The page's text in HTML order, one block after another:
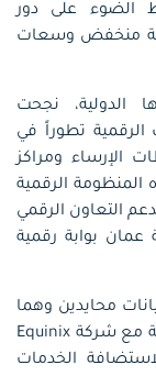
الضوء على دور
منخفض وسعات
الدولية، نجحت
الرقمية تطوراً في
الإرساء ومراكز
المنظومة الرقمية
التعاون الرقمي
بوابة رقمية
محايدين وهما
MC1 في بركاء وSN1 في صلالة، وذلك بالشراكة مع شركة Equinix
الخدمات